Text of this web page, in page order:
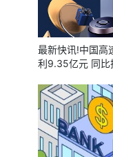
最新快讯!中国
利9.35亿元 同比